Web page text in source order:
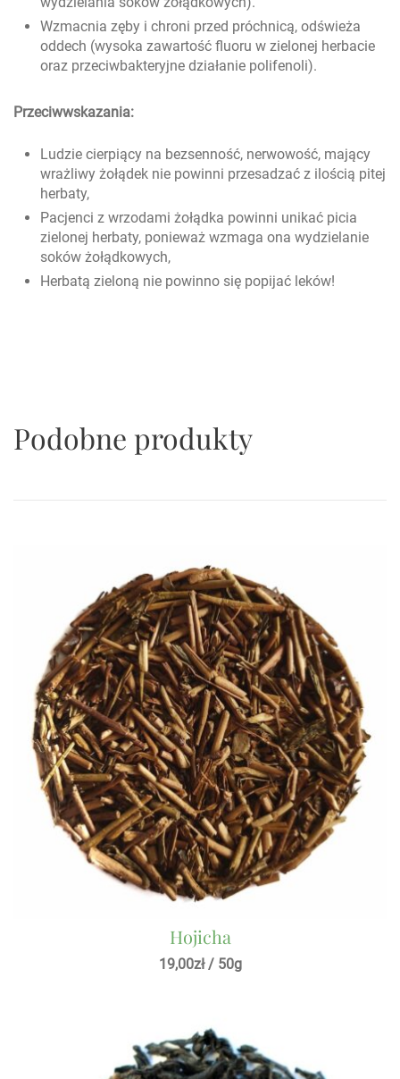
Wzmacnia zęby i chroni przed próchnicą, odświeża
oddech (wysoka zawartość fluoru w zielonej herbacie
oraz przeciwbakteryjne działanie polifenoli).
Przeciwwskazania:
Ludzie cierpiący na bezsenność, nerwowość, mający
wrażliwy żołądek nie powinni przesadzać z ilością pitej
herbaty,
Pacjenci z wrzodami żołądka powinni unikać picia
zielonej herbaty, ponieważ wzmaga ona wydzielanie
soków żołądkowych,
Herbatą zieloną nie powinno się popijać leków!
Podobne produkty
Hojicha
19,00zł/ 50g